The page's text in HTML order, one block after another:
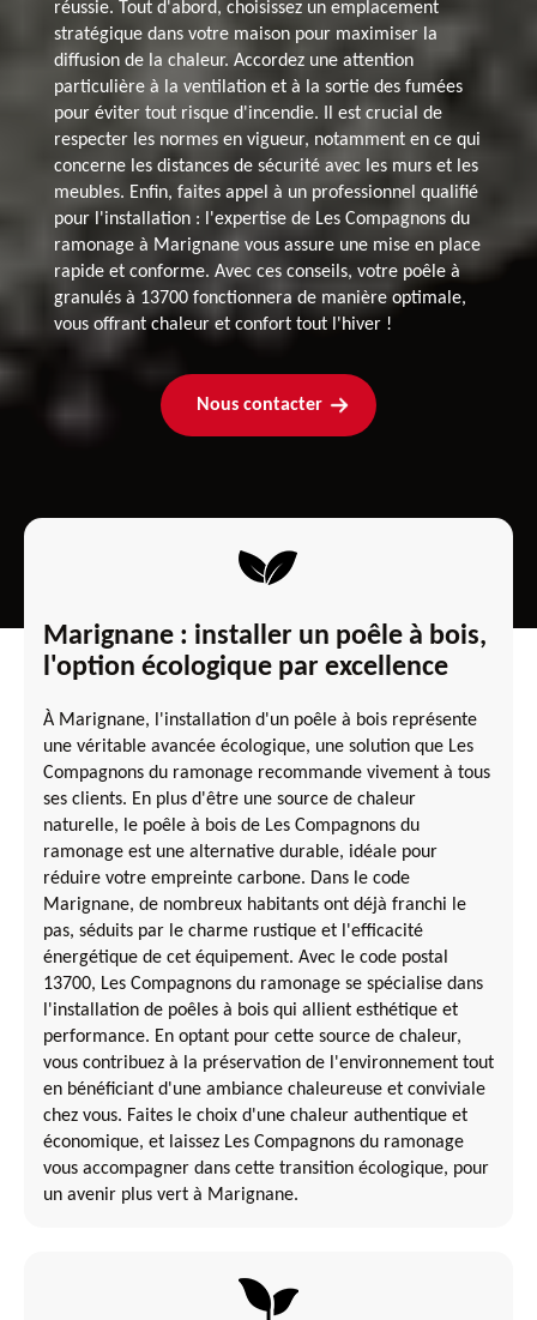
réussie. Tout d'abord, choisissez un emplacement
stratégique dans votre maison pour maximiser la
diffusion de la chaleur. Accordez une attention
particulière à la ventilation et à la sortie des fumées
pour éviter tout risque d'incendie. Il est crucial de
respecter les normes en vigueur, notamment en ce qui
concerne les distances de sécurité avec les murs et les
meubles. Enfin, faites appel à un professionnel qualifié
pour l'installation : l'expertise de Les Compagnons du
ramonage à Marignane vous assure une mise en place
rapide et conforme. Avec ces conseils, votre poêle à
granulés à 13700 fonctionnera de manière optimale,
vous offrant chaleur et confort tout l'hiver !
Nous contacter
Marignane : installer un poêle à bois,
l'option écologique par excellence
À Marignane, l'installation d'un poêle à bois représente
une véritable avancée écologique, une solution que Les
Compagnons du ramonage recommande vivement à tous
ses clients. En plus d'être une source de chaleur
naturelle, le poêle à bois de Les Compagnons du
ramonage est une alternative durable, idéale pour
réduire votre empreinte carbone. Dans le code
Marignane, de nombreux habitants ont déjà franchi le
pas, séduits par le charme rustique et l'efficacité
énergétique de cet équipement. Avec le code postal
13700, Les Compagnons du ramonage se spécialise dans
l'installation de poêles à bois qui allient esthétique et
performance. En optant pour cette source de chaleur,
vous contribuez à la préservation de l'environnement tout
en bénéficiant d'une ambiance chaleureuse et conviviale
chez vous. Faites le choix d'une chaleur authentique et
économique, et laissez Les Compagnons du ramonage
vous accompagner dans cette transition écologique, pour
un avenir plus vert à Marignane.